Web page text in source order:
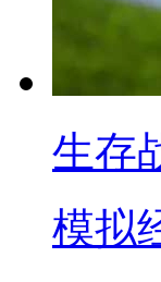
生存
模拟